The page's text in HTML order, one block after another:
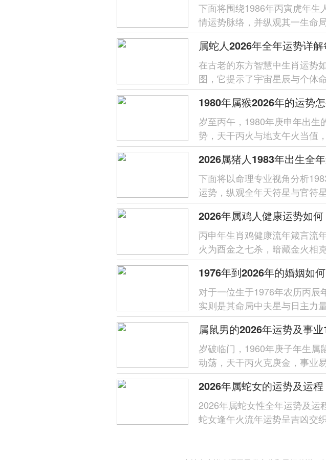
下面将围绕1986年丙寅虎年生
情运势脉络，并纵观其一生命
支对命局之作用、夫妻宫动之...
属蛇人2026年全年运势详解
在古老的东方智慧中生肖运势
图，它提示了宇宙星辰与个体
于属蛇之人来讲踏入2026丙午
岁至丙午，1980年庚申年出生
势，天干丙火与地支午火当值
喜火的猴人来讲此为奋发有为
2026属猪人1983年出生全
下面将以命理专业视角分析
运势，纵观全年天符星与官符
易惹是非；天财星暗合太岁，
丙申年生肖鸡健康流年箴言流
火为酉金之七杀，暗藏金火相
过需防心肺燥热、炎症突发，
1976年到2026年的婚姻如
对于一位生于1976年农历丙辰
实则是其命局中夫星与日主力
主，生于辰月食神当令，看似
岁破临门，1960年庚子年生属
动荡，天干丙火克庚金，事业
发生机，财星破印需防破耗，
2026年属蛇女性全年运势及运
蛇女逢午火流年运势呈吉凶交